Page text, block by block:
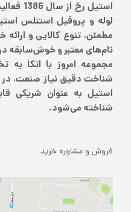
استیل
لوله و پروفیل استنلس
مطمئن، تنوع کالایی و
نام‌های معتبر و خوش‌سابقه
مجموعه امروز با اتکا
شناخت دقیق نیاز صنعت، در
استیل به عنوان شریکی
شناخته می‌شود.
فروش و مشاوره خرید